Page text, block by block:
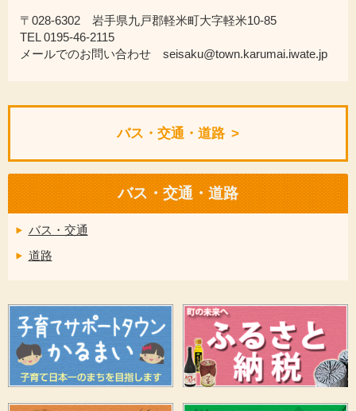
〒028-6302 岩手県九戸郡軽米町大字軽米10-85
TEL 0195-46-2115
メールでのお問い合わせ seisaku@town.karumai.iwate.jp
バス・交通・道路
バス・交通・道路
バス・交通
道路